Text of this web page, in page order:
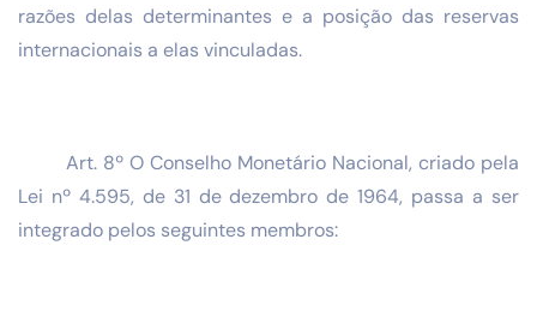
razões delas determinantes e a posição das reservas
internacionais a elas vinculadas.
Art. 8º O Conselho Monetário Nacional, criado pela
Lei nº 4.595, de 31 de dezembro de 1964, passa a ser
integrado pelos seguintes membros: